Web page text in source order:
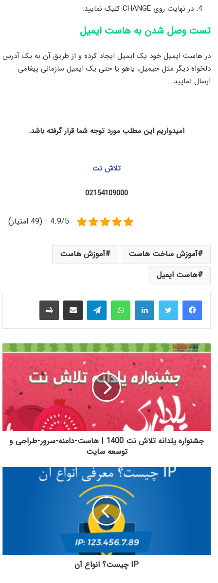
در نهایت روی CHANGE کلیک نمایید.
تست وصل شدن به هاست ایمیل
در هاست ایمیل خود یک ایمیل ایجاد کرده و از طریق آن به یک آدرس
دلخواه دیگر مثل جیمیل، یاهو یا حتی یک ایمیل سازمانی پیغامی
ارسال نمایید.
امیدواریم این مطلب مورد توجه شما قرار گرفته باشد.
تلاش نت
02154109000
4.9/5 - (49 امتیاز)
آموزش ساخت هاست
آموزش هاست
هاست ایمیل
لینکدینواتس آپ تلگرام اشتراک گذاری از طریق ایمیل چاپ
جشنواره یلدانه تلاش نت 1400 | هاست-دامنه-سرور-طراحی و
توسعه سایت
IP چیست؟ انواع آن